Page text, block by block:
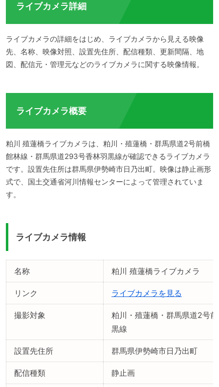
ライブカメラ詳細
ライブカメラの詳細をはじめ、ライブカメラから見える映像
先、名称、映像対照、設置先住所、配信種類、更新間隔、地
図、配信元・管理元などのライブカメラに関する映像情報。
ライブカメラ概要
粕川 殖蓮橋ライブカメラは、粕川・殖蓮橋・群馬県道2号前橋
館林線・群馬県道293号香林羽黒線が確認できるライブカメラ
です。設置先住所は群馬県伊勢崎市日乃出町。映像は静止画形
式で、国土交通省河川情報センターによって管理されていま
す。
ライブカメラ情報
名称 粕川 殖蓮橋ライブカメラ
リンク ライブカメラを見る
撮影対象
粕川・殖蓮橋・群馬県道2号
黒線
設置先住所 群馬県伊勢崎市日乃出町
配信種類 静止画